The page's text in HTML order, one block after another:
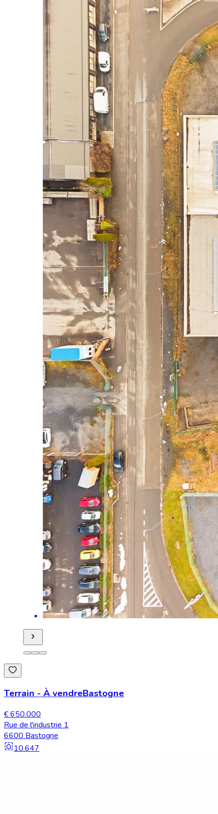
Terrain - À vendreBastogne
€ 650.000
Rue de l'industrie 1
6600 Bastogne
10.647